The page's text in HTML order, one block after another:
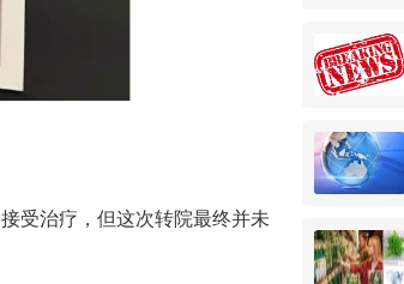
接受治疗，但这次转院最终并未